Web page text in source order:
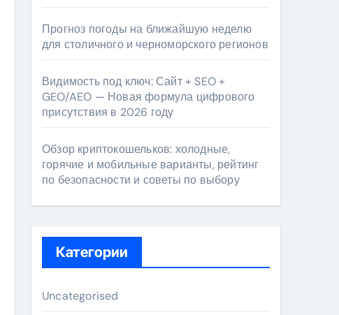
Прогноз погоды на ближайшую неделю
для столичного и черноморского регионов
Видимость под ключ: Сайт + SEO +
GEO/AEO — Новая формула цифрового
присутствия в 2026 году
Обзор криптокошельков: холодные,
горячие и мобильные варианты, рейтинг
по безопасности и советы по выбору
Категории
Uncategorised